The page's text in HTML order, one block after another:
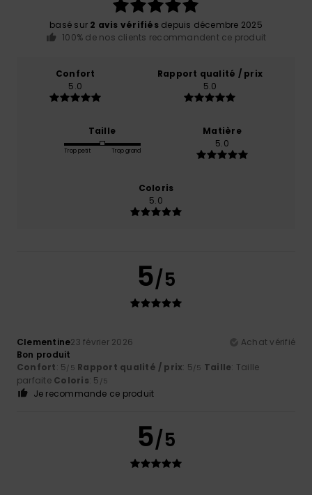
basé sur 2 avis vérifiésdepuis décembre 2025
100% de nos clients recommandent ce produit
Confort
5.0
Rapport qualité / prix
5.0
Taille
Trop petit Trop grand
Matière
5.0
Coloris
5.0
5/5
Clementine23 février 2026
Achat vérifié
Bon produit
Confort: 5/5 Rapport qualité / prix: 5/5 Taille: Taille
parfaite Coloris: 5 /5
Je recommande ce produit
5/5